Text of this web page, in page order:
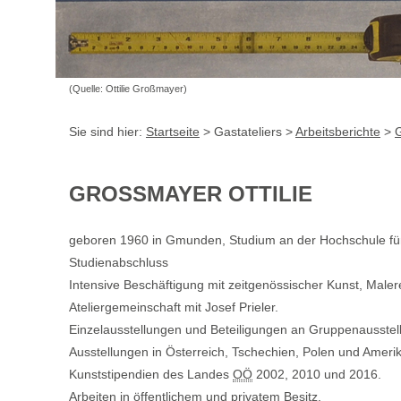
(Quelle: Ottilie Großmayer)
Sie sind hier: Startseite > Gastateliers >Arbeitsberichte >
GROSSMAYER OTTILIE
geboren 1960 in Gmunden, Studium an der Hochschule
Studienabschluss
Intensive Beschäftigung mit zeitgenössischer Kunst,
Ateliergemeinschaft mit Josef Prieler.
Einzelausstellungen und Beteiligungen an
Ausstellungen in Österreich, Tschechien, Polen und
Kunststipendien des Landes OÖ 2002, 2010 und 2016.
Arbeiten in öffentlichem und privatem Besitz.